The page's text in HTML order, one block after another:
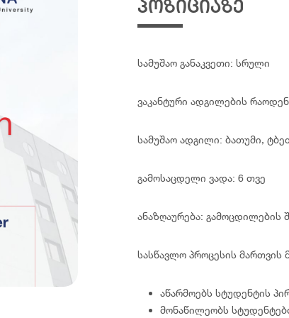
მარეგულირებელი წესი
თვითმმართველობა
კულტურული აქტივობები
პოზიციაზე
სამუშაო განაკვეთი: სრული
ვაკანტური ადგილების
სამუშაო ადგილი: ბათუმი,
გამოსაცდელი ვადა: 6 თვე
ანაზღაურება: გამოცდილების
სასწავლო პროცესის მართვის
აწარმოებს სტუდენტის
მონაწილეობს